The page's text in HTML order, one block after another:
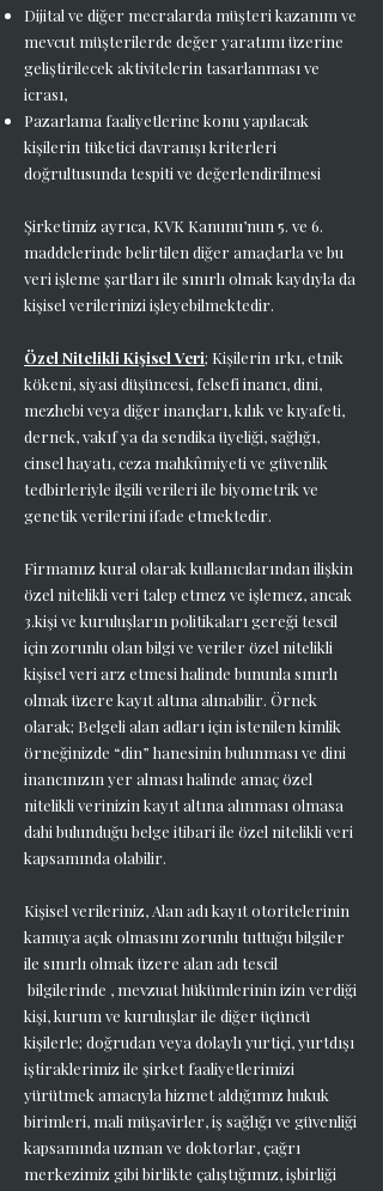
Dijital ve diğer mecralarda müşteri kazanım ve
mevcut müşterilerde değer yaratımı üzerine
geliştirilecek aktivitelerin tasarlanması ve
icrası,
Pazarlama faaliyetlerine konu yapılacak
kişilerin tüketici davranışı kriterleri
doğrultusunda tespiti ve değerlendirilmesi
Şirketimiz ayrıca, KVK Kanunu’nun 5. ve 6.
maddelerinde belirtilen diğer amaçlarla ve bu
veri işleme şartları ile sınırlı olmak kaydıyla da
kişisel verilerinizi işleyebilmektedir.
Özel Nitelikli Kişisel Veri; Kişilerin ırkı, etnik
kökeni, siyasi düşüncesi, felsefi inancı, dini,
mezhebi veya diğer inançları, kılık ve kıyafeti,
dernek, vakıf ya da sendika üyeliği, sağlığı,
cinsel hayatı, ceza mahkûmiyeti ve güvenlik
tedbirleriyle ilgili verileri ile biyometrik ve
genetik verilerini ifade etmektedir.
Firmamız kural olarak kullanıcılarından ilişkin
özel nitelikli veri talep etmez ve işlemez, ancak
3.kişi ve kuruluşların politikaları gereği tescil
için zorunlu olan bilgi ve veriler özel nitelikli
kişisel veri arz etmesi halinde bununla sınırlı
olmak üzere kayıt altına alınabilir. Örnek
olarak; Belgeli alan adları için istenilen kimlik
örneğinizde “din” hanesinin bulunması ve dini
inancınızın yer alması halinde amaç özel
nitelikli verinizin kayıt altına alınması olmasa
dahi bulunduğu belge itibari ile özel nitelikli veri
kapsamında olabilir.
Kişisel verileriniz, Alan adı kayıt otoritelerinin
kamuya açık olmasını zorunlu tuttuğu bilgiler
ile sınırlı olmak üzere alan adı tescil
bilgilerinde , mevzuat hükümlerinin izin verdiği
kişi, kurum ve kuruluşlar ile diğer üçüncü
kişilerle; doğrudan veya dolaylı yurtiçi, yurtdışı
iştiraklerimiz ile şirket faaliyetlerimizi
yürütmek amacıyla hizmet aldığımız hukuk
birimleri, mali müşavirler, iş sağlığı ve güvenliği
kapsamında uzman ve doktorlar, çağrı
merkezimiz gibi birlikte çalıştığımız, işbirliği